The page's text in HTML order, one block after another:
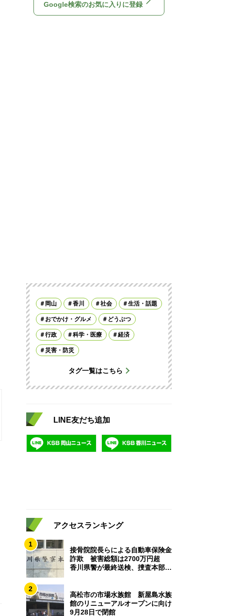
Google検索のお気に入りに登録
岡山 香川 社会 生活・話題
おでかけ・グルメ どうぶつ
行政 科学・医療 経済
災害・防災
タグ一覧はこちら
LINE友だち追加
アクセスランキング
1
接骨院院長らによる自動車保険金
詐欺 被害総額は2700万円超
香川県警が最終送検、捜査本部解
2
高松市の市場水族館 新屋島水族
館のリニューアルオープンに向け
9月28日で閉館